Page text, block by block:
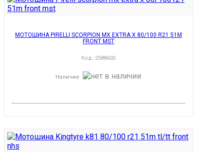
МОТОШИНА PIRELLI SCORPION MX EXTRA X 80/100 R21 51M
FRONT MST
Код: 2588600
Наличие: